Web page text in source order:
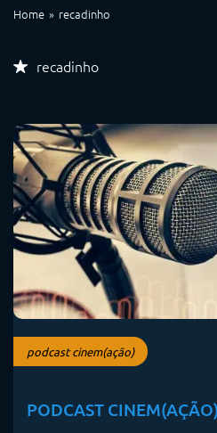
Home recadinho
recadinho
podcast cinem(ação)
PODCAST